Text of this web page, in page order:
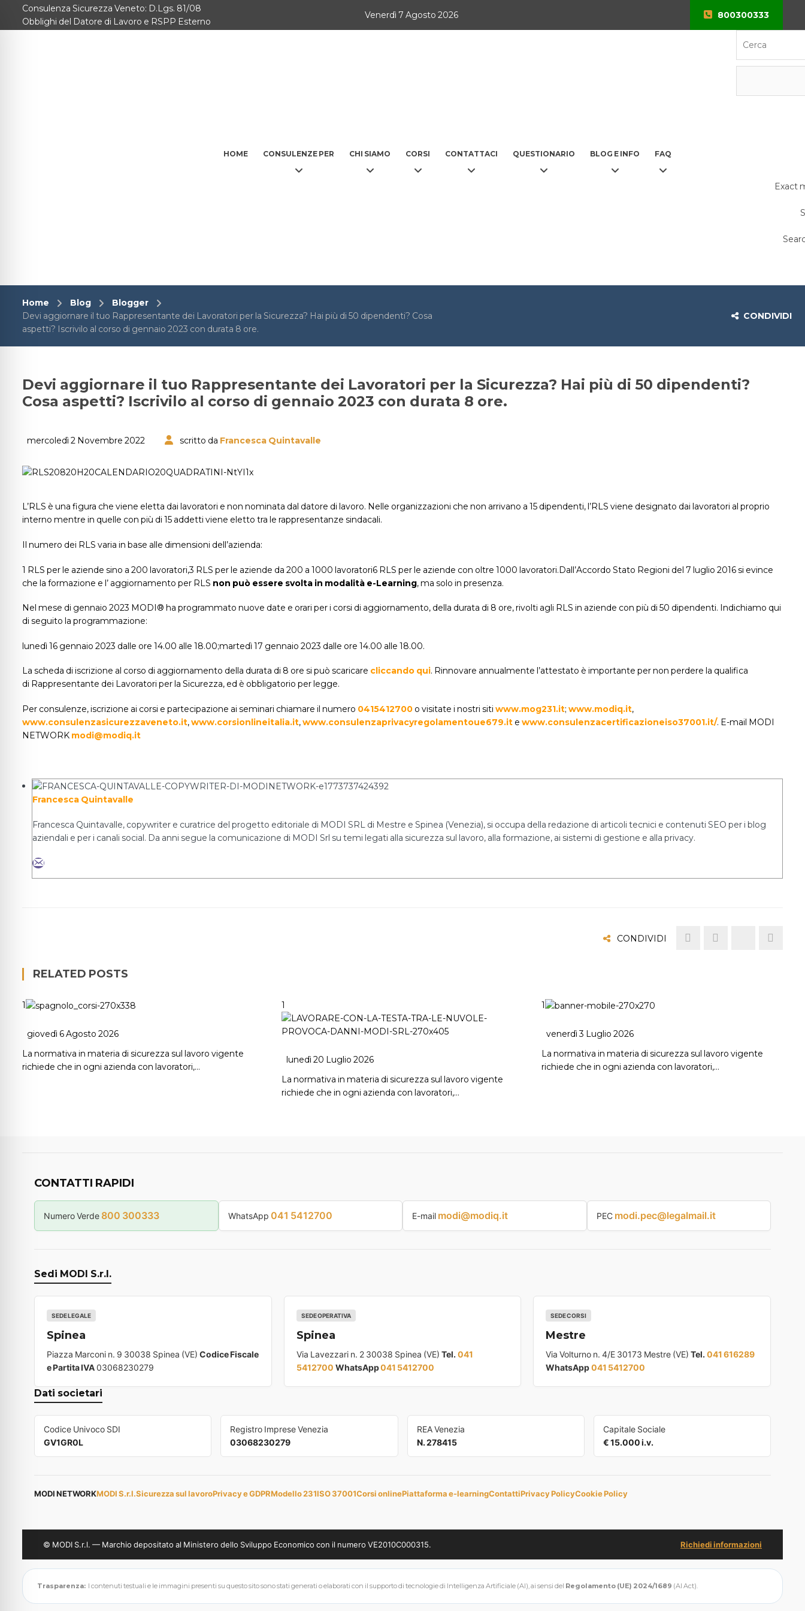
Home
Consulenza Sicurezza Veneto: D.Lgs. 81/08
Obblighi del Datore di Lavoro e RSPP Esterno
Venerdì 7 Agosto 2026 800300333
HOME CONSULENZE PER CHI SIAMO CORSI CONTATTACI QUESTIONARIO BLOG E INFO FAQ
Exact
Home Blog
Blogger
Devi aggiornare il tuo Rappresentante dei Lavoratori per la Sicurezza? Hai più di 50 dipendenti? Cosa
aspetti? Iscrivilo al corso di gennaio 2023 con durata 8 ore.
CONDIVIDI
Devi aggiornare il tuo Rappresentante dei Lavoratori per la Sicurezza? Hai più di 50 dipendenti?
Cosa aspetti? Iscrivilo al corso di gennaio 2023 con durata 8 ore.
mercoledì 2 Novembre 2022 scritto da Francesca Quintavalle
L’RLS è una figura che viene eletta dai lavoratori e non nominata dal datore di lavoro. Nelle organizzazioni che non arrivano a 15 dipendenti, l’RLS viene designato dai lavoratori al proprio
interno mentre in quelle con più di 15 addetti viene eletto tra le rappresentanze sindacali.
Il numero dei RLS varia in base alle dimensioni dell’azienda:
1 RLS per le aziende sino a 200 lavoratori,3 RLS per le aziende da 200 a 1000 lavoratori6 RLS per le aziende con oltre 1000 lavoratori.Dall’Accordo Stato Regioni del 7 luglio 2016 si evince
che la formazione e l’ aggiornamento per RLS non può essere svolta in modalità e-Learning, ma solo in presenza.
Nel mese di gennaio 2023 MODI® ha programmato nuove date e orari per i corsi di aggiornamento, della durata di 8 ore, rivolti agli RLS in aziende con più di 50 dipendenti. Indichiamo qui
di seguito la programmazione:
lunedì 16 gennaio 2023 dalle ore 14.00 alle 18.00;martedì 17 gennaio 2023 dalle ore 14.00 alle 18.00.
La scheda di iscrizione al corso di aggiornamento della durata di 8 ore si può scaricare cliccando qui. Rinnovare annualmente l’attestato è importante per non perdere la qualifica
di Rappresentante dei Lavoratori per la Sicurezza, ed è obbligatorio per legge.
Per consulenze, iscrizione ai corsi e partecipazione ai seminari chiamare il numero 0415412700 o visitate i nostri siti www.mog231.it; www.modiq.it,
www.consulenzasicurezzaveneto.it,www.corsionlineitalia.it,www.consulenzaprivacyregolamentoue679.it e www.consulenzacertificazioneiso37001.it/. E-mail MODI
NETWORK modi@modiq.it
Francesca Quintavalle
Francesca Quintavalle, copywriter e curatrice del progetto editoriale di MODI SRL di Mestre e Spinea (Venezia), si occupa della redazione di articoli tecnici e contenuti SEO per i blog
aziendali e per i canali social. Da anni segue la comunicazione di MODI Srl su temi legati alla sicurezza sul lavoro, alla formazione, ai sistemi di gestione e alla privacy.
CONDIVIDI
RELATED POSTS
1
giovedì 6 Agosto 2026
La normativa in materia di sicurezza sul lavoro vigente
richiede che in ogni azienda con lavoratori,…
1
lunedì 20 Luglio 2026
La normativa in materia di sicurezza sul lavoro vigente
richiede che in ogni azienda con lavoratori,…
1
venerdì 3 Luglio 2026
La normativa in materia di sicurezza sul lavoro vigente
richiede che in ogni azienda con lavoratori,…
CONTATTI RAPIDI
Numero Verde 800 300333 WhatsApp 041 5412700 E-mail modi@modiq.it PEC modi.pec@legalmail.it
Sedi MODI S.r.l.
SEDE LEGALE
Spinea
Piazza Marconi n. 9 30038 Spinea (VE) Codice Fiscale
e Partita IVA03068230279
SEDE OPERATIVA
Spinea
Via Lavezzari n. 2 30038 Spinea (VE) Tel. 041
5412700 WhatsApp041 5412700
SEDE CORSI
Mestre
Via Volturno n. 4/E 30173 Mestre (VE)Tel. 041 616289
WhatsApp041 5412700
Dati societari
Codice Univoco SDI
GV1GR0L
Registro Imprese Venezia
03068230279
REA Venezia
N. 278415
Capitale Sociale
€ 15.000 i.v.
MODI NETWORKMODI S.r.l.Sicurezza sul lavoroPrivacy e GDPRModello 231ISO 37001Corsi onlinePiattaforma e-learningContattiPrivacy PolicyCookie Policy
© MODI S.r.l. — Marchio depositato al Ministero dello Sviluppo Economico con il numero VE2010C000315. Richiedi informazioni
Trasparenza: I contenuti testuali e le immagini presenti su questo sito sono stati generati o elaborati con il supporto di tecnologie di Intelligenza Artificiale (AI), ai sensi del Regolamento (UE) 2024/1689 (AI Act).